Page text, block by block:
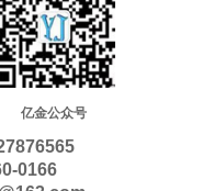
振
ACT晶振
Oscilent晶振
PDI晶振
Microchip晶
Bomar晶振
亿金公众号
0166